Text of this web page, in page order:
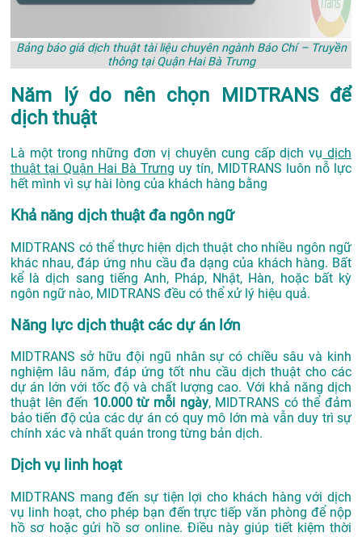
Bảng báo giá dịch thuật tài liệu chuyên ngành Báo Chí – Truyền
thông tại Quận Hai Bà Trưng
Năm lý do nên chọn MIDTRANS để
dịch thuật
Là một trong những đơn vị chuyên cung cấp dịch vụ dịch
thuật tại Quận Hai Bà Trưng uy tín, MIDTRANS luôn nỗ lực
hết mình vì sự hài lòng của khách hàng bằng
Khả năng dịch thuật đa ngôn ngữ
MIDTRANS có thể thực hiện dịch thuật cho nhiều ngôn ngữ
khác nhau, đáp ứng nhu cầu đa dạng của khách hàng. Bất
kể là dịch sang tiếng Anh, Pháp, Nhật, Hàn, hoặc bất kỳ
ngôn ngữ nào, MIDTRANS đều có thể xử lý hiệu quả.
Năng lực dịch thuật các dự án lớn
MIDTRANS sở hữu đội ngũ nhân sự có chiều sâu và kinh
nghiệm lâu năm, đáp ứng tốt nhu cầu dịch thuật cho các
dự án lớn với tốc độ và chất lượng cao. Với khả năng dịch
thuật lên đến 10.000 từ mỗi ngày, MIDTRANS có thể đảm
bảo tiến độ của các dự án có quy mô lớn mà vẫn duy trì sự
chính xác và nhất quán trong từng bản dịch.
Dịch vụ linh hoạt
MIDTRANS mang đến sự tiện lợi cho khách hàng với dịch
vụ linh hoạt, cho phép bạn đến trực tiếp văn phòng để nộp
hồ sơ hoặc gửi hồ sơ online. Điều này giúp tiết kiệm thời